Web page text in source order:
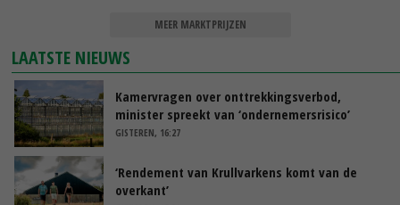
MEER MARKTPRIJZEN
LAATSTE NIEUWS
Kamervragen over onttrekkingsverbod,
minister spreekt van ‘ondernemersrisico’
GISTEREN, 16:27
‘Rendement van Krullvarkens komt van de
overkant’